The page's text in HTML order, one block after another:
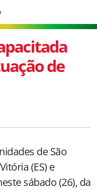
de
de São
(ES) e
sábado (26), da